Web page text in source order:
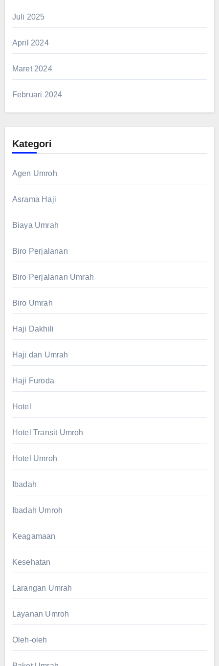
Juli 2025
April 2024
Maret 2024
Februari 2024
Kategori
Agen Umroh
Asrama Haji
Biaya Umrah
Biro Perjalanan
Biro Perjalanan Umrah
Biro Umrah
Haji Dakhili
Haji dan Umrah
Haji Furoda
Hotel
Hotel Transit Umroh
Hotel Umroh
Ibadah
Ibadah Umroh
Keagamaan
Kesehatan
Larangan Umrah
Layanan Umroh
Oleh-oleh